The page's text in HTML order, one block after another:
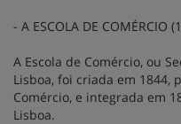
- A ESCOLA DE COMÉRCIO
A Escola de Comércio, ou
Lisboa, foi criada em 1844,
Comércio, e integrada em
Lisboa.